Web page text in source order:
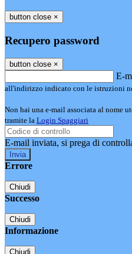
button close ×
Recupero password
button close ×
E-
all'indirizzo indicato con le istruzioni
Non hai una e-mail associata al nome
tramite la Login Spaggiari
E-mail inviata, si prega di
Errore
Chiudi
Successo
Chiudi
Informazione
Chiudi